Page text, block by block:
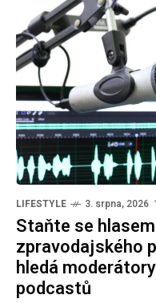
LIFESTYLE 3. srpna, 2026
Staňte se
zpravodajského
hledá
podcastů